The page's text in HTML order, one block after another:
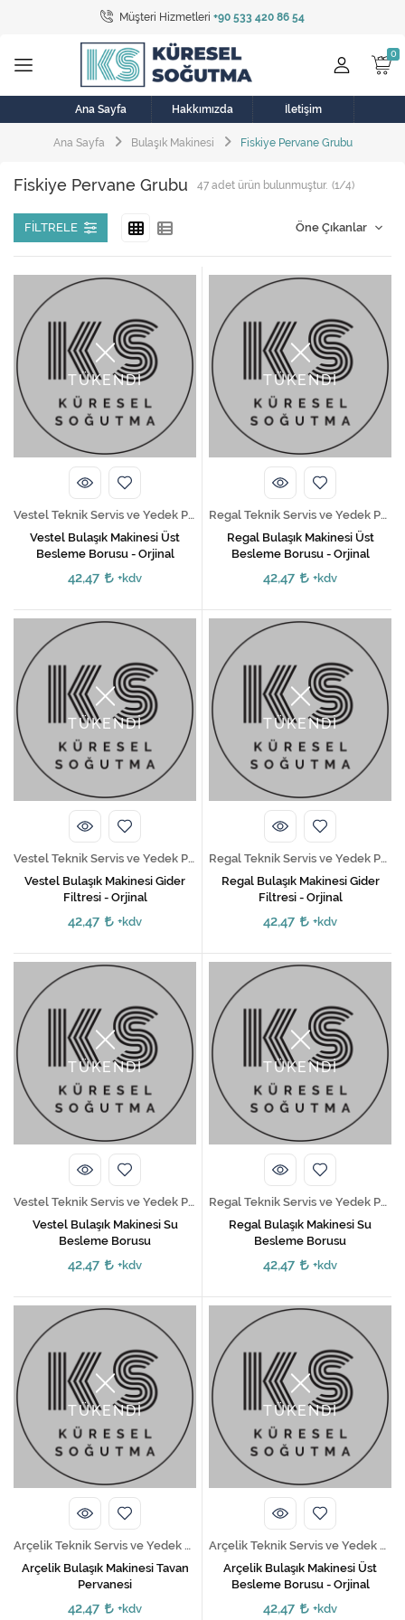
Müşteri Hizmetleri +90 533 420 86 54
Tüm Kategoriler
Bulaşık Makinesi
Buzdolabı
Çamaşır Kurutma Makinesi
Çamaşır Makinesi
Doğalgaz Sobası
Elektrikli Aksamlar
Elektrikli Süpürge
Fan
Fırın, Ocak ve Aspiratör
Kireç Önleme Ve Temizlik
Klima
Kondansatör
Küçük Ev Aletleri
Musluk
Rezistanslar
Soğutma Sistemleri
Şofben ve Termosifon
Ana Sayfa Hakkımızda İletişim
Ana Sayfa Bulaşık Makinesi Fiskiye Pervane Grubu
Fiskiye Pervane Grubu 47 adet ürün bulunmuştur. (1/4)
FILTRELE
TÜKENDİ
Vestel Teknik Servis ve Yedek Parça Hizmetleri
Vestel Bulaşık Makinesi Üst
Besleme Borusu - Orjinal
42,47 +kdv
TÜKENDİ
Regal Teknik Servis ve Yedek Parça Hizmetleri
Regal Bulaşık Makinesi Üst
Besleme Borusu - Orjinal
42,47 +kdv
TÜKENDİ
Vestel Teknik Servis ve Yedek Parça Hizmetleri
Vestel Bulaşık Makinesi Gider
Filtresi - Orjinal
42,47 +kdv
TÜKENDİ
Regal Teknik Servis ve Yedek Parça Hizmetleri
Regal Bulaşık Makinesi Gider
Filtresi - Orjinal
42,47 +kdv
TÜKENDİ
Vestel Teknik Servis ve Yedek Parça Hizmetleri
Vestel Bulaşık Makinesi Su
Besleme Borusu
42,47 +kdv
TÜKENDİ
Regal Teknik Servis ve Yedek Parça Hizmetleri
Regal Bulaşık Makinesi Su
Besleme Borusu
42,47 +kdv
TÜKENDİ
Arçelik Teknik Servis ve Yedek Parça Hizmetleri
Arçelik Bulaşık Makinesi Tavan
Pervanesi
42,47 +kdv
TÜKENDİ
Arçelik Teknik Servis ve Yedek Parça Hizmetleri
Arçelik Bulaşık Makinesi Üst
Besleme Borusu - Orjinal
42,47 +kdv